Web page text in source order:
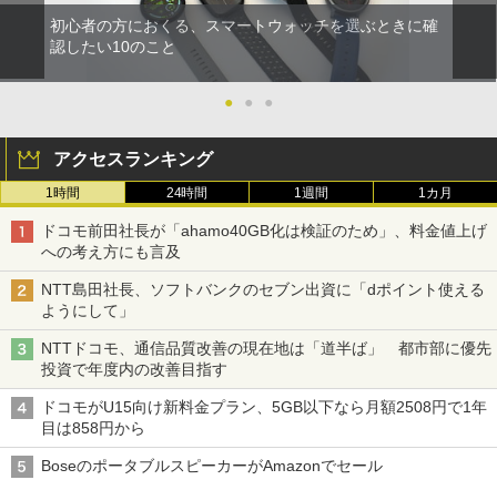
初心者の方におくる、スマートウォッチを選ぶときに確
認したい10のこと
● ● ●
アクセスランキング
1時間 24時間 1週間 1カ月
ドコモ前田社長が「ahamo40GB化は検証のため」、料金値上げ
への考え方にも言及
NTT島田社長、ソフトバンクのセブン出資に「dポイント使える
ようにして」
NTTドコモ、通信品質改善の現在地は「道半ば」 都市部に優先
投資で年度内の改善目指す
ドコモがU15向け新料金プラン、5GB以下なら月額2508円で1年
目は858円から
BoseのポータブルスピーカーがAmazonでセール